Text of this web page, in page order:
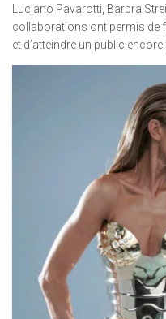
Luciano Pavarotti, Barbra
collaborations ont permis de
et d’atteindre un public encore